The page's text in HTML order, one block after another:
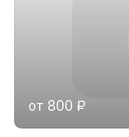
от 800 ₽